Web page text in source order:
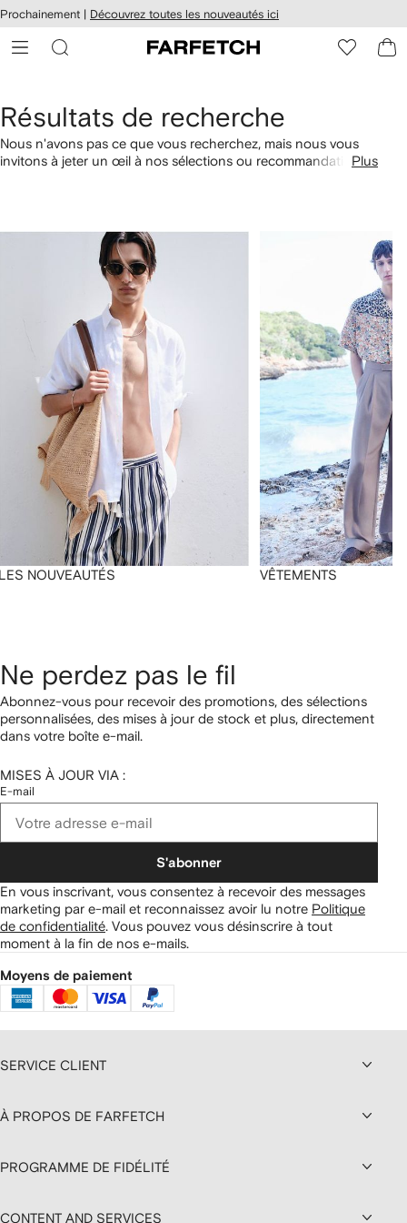
au
principal
Prochainement | Découvrez toutes les nouveautés ici
Résultats de recherche
Nous n'avons pas ce que vous recherchez, mais nous vous
invitons à jeter un œil à nos sélections ou recommandationsPlus
NOUVEAUTÉS VÊTEMENTS
Ne perdez pas le fil
Abonnez-vous pour recevoir des promotions, des sélections
personnalisées, des mises à jour de stock et plus, directement
dans votre boîte e-mail.
MISES À JOUR VIA :
E-mail
S'abonner
En vous inscrivant, vous consentez à recevoir des messages
marketing par e-mail et reconnaissez avoir lu notre Politique
de confidentialité. Vous pouvez vous désinscrire à tout
moment à la fin de nos e-mails.
Moyens de paiement
SERVICE CLIENT
À PROPOS DE FARFETCH
PROGRAMME DE FIDÉLITÉ
CONTENT AND SERVICES